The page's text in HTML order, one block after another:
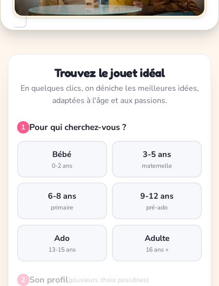
Trouvez le jouet idéal
En quelques clics, on déniche les meilleures idées,
adaptées à l'âge et aux passions.
1 Pour qui cherchez-vous ?
Bébé
0-2 ans
3-5 ans
maternelle
6-8 ans
primaire
9-12 ans
pré-ado
Ado
13-15 ans
Adulte
16 ans +
2 Son profil(plusieurs choix possibles)